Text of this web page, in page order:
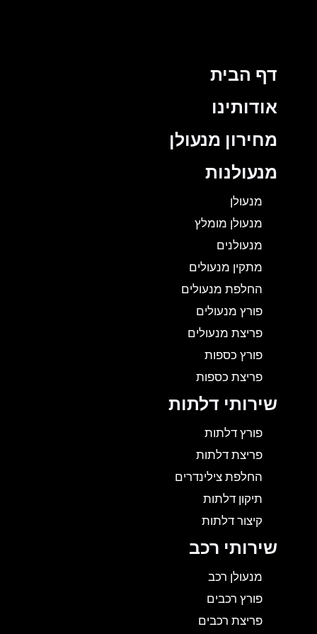
דף הבית
אודותינו
מחירון מנעולן
מנעולנות
מנעולן
מנעולן מומלץ
מנעולנים
מתקין מנעולים
החלפת מנעולים
פורץ מנעולים
פריצת מנעולים
פורץ כספות
פריצת כספות
שירותי דלתות
פורץ דלתות
פריצת דלתות
החלפת צילינדרים
תיקון דלתות
קיצור דלתות
שירותי רכב
מנעולן רכב
פורץ רכבים
פריצת רכבים